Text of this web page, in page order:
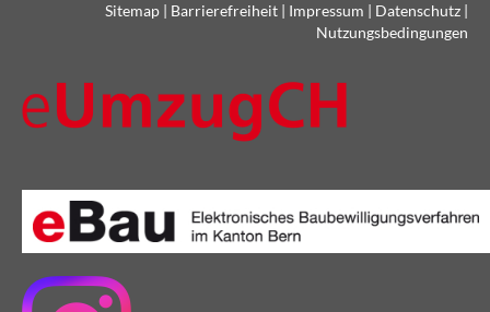
Sitemap | Barrierefreiheit | Impressum | Datenschutz |
Nutzungsbedingungen